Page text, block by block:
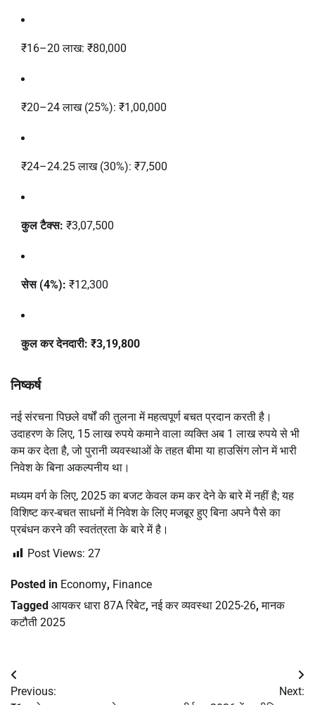
₹16–20 लाख: ₹80,000
₹20–24 लाख (25%): ₹1,00,000
₹24–24.25 लाख (30%): ₹7,500
कुल टैक्स: ₹3,07,500
सेस (4%): ₹12,300
कुल कर देनदारी: ₹3,19,800
निष्कर्ष
नई संरचना पिछले वर्षों की तुलना में महत्वपूर्ण बचत प्रदान करती है।
उदाहरण के लिए, 15 लाख रुपये कमाने वाला व्यक्ति अब 1 लाख रुपये से भी
कम कर देता है, जो पुरानी व्यवस्थाओं के तहत बीमा या हाउसिंग लोन में भारी
निवेश के बिना अकल्पनीय था।
मध्यम वर्ग के लिए, 2025 का बजट केवल कम कर देने के बारे में नहीं है; यह
विशिष्ट कर-बचत साधनों में निवेश के लिए मजबूर हुए बिना अपने पैसे का
प्रबंधन करने की स्वतंत्रता के बारे में है।
Post Views: 27
Posted in Economy, Finance
Tagged आयकर धारा 87A रिबेट,नई कर व्यवस्था 2025-26,मानक
कटौती 2025
Post
Previous:
Next: